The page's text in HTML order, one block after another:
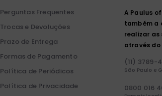
Perguntas Frequentes
Trocas e Devoluções
Prazo de Entrega
Formas de Pagamento
Política de Periódicos
Política de Privacidade
A Paulus
também a
realizar as
através
(11) 3789-
São Paulo e
0800 016